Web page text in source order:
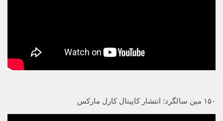
۱۵۰ مین سالگرد: انتشار کاپیتال کارل مارکس